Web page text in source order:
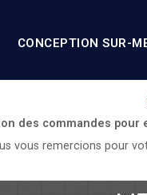
CONCEPTION SUR-
des commandes pour
vous remercions pour